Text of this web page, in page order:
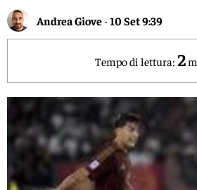
Andrea Giove-10 Set 9:39
Tempo di lettura: 2